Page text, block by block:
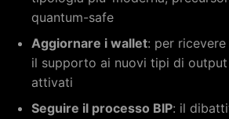
quantum-safe
Aggiornare i wallet: per
il supporto ai nuovi tipi di output
attivati
Seguire il processo BIP: il